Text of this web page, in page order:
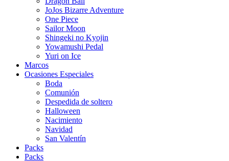
JoJos Bizarre Adventure
One Piece
Sailor Moon
Shingeki no Kyojin
Yowamushi Pedal
Yuri on Ice
Marcos
Ocasiones Especiales
Boda
Comunión
Despedida de soltero
Halloween
Nacimiento
Navidad
San Valentín
Packs
Packs